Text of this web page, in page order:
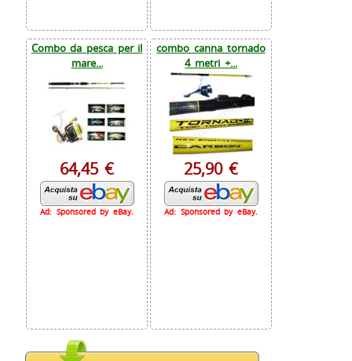
Combo da pesca per il
mare...
64,45 €
Ad: Sponsored by eBay.
combo canna tornado
4 metri +...
25,90 €
Ad: Sponsored by eBay.